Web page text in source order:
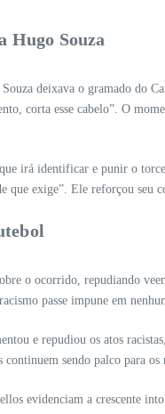
Hugo Souza
deixava o gramado do
corta esse cabelo”. O
irá identificar e punir o
que exige”. Ele reforçou seu
o ocorrido, repudiando
passe impune em
e repudiou os atos
sendo palco para
evidenciam a crescente